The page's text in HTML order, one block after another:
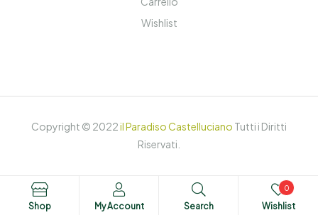
Wishlist
Copyright © 2022il Paradiso Castelluciano Tutti i Diritti
Riservati.
Shop My Account Search Wishlist
0